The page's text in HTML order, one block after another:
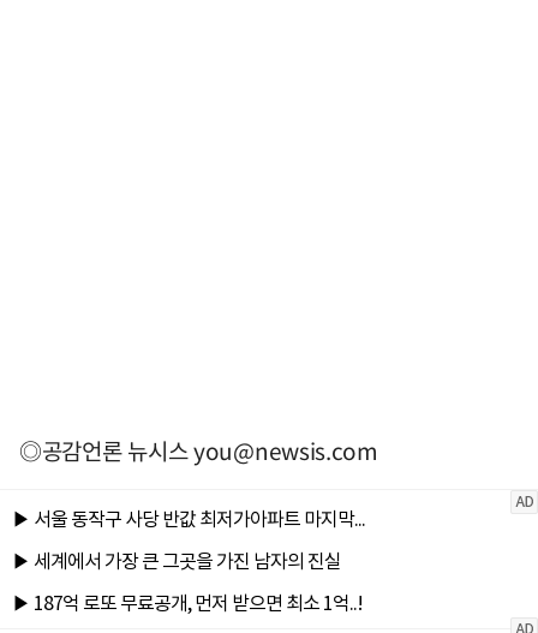
◎공감언론 뉴시스you@newsis.com